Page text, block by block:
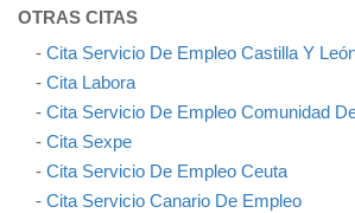
OTRAS CITAS
- Cita Servicio De Empleo Castilla Y
- Cita Labora
- Cita Servicio De Empleo Comunidad
- Cita Sexpe
- Cita Servicio De Empleo Ceuta
- Cita Servicio Canario De Empleo